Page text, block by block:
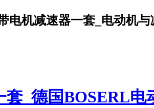
机减速器一套_电动机